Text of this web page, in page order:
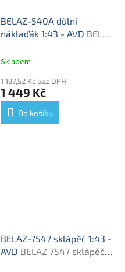
BELAZ-540A důlní
náklaďák 1:43 - AVD BELAZ
Skladem
1 197,52 Kč bez DPH
1 449 Kč
Do košíku
BELAZ-7547 sklápěč 1:43 -
AVD BELAZ 7547 sklápěč -